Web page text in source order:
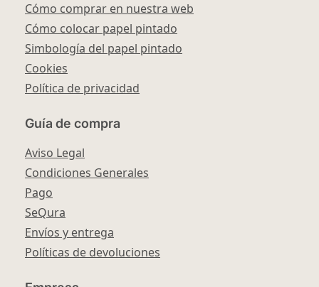
Cómo comprar en nuestra web
Cómo colocar papel pintado
Simbología del papel pintado
Cookies
Política de privacidad
Guía de compra
Aviso Legal
Condiciones Generales
Pago
SeQura
Envíos y entrega
Políticas de devoluciones